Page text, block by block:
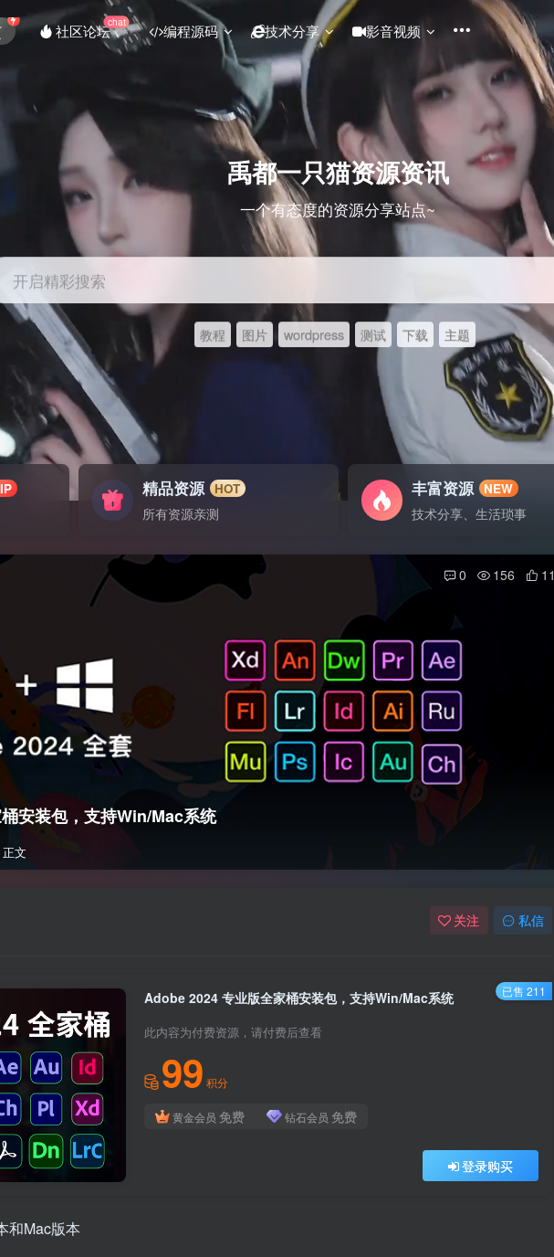
社区论坛chat 编程源码 技术分享 影音视频
禹都一只猫资源资讯
一个有态度的资源分享站点~
开启精彩搜索
教程 图片 wordpress 测试 下载 主题
精品资源 HOT
所有资源亲测
丰富资源 NEW
技术分享、生活琐事
安装包，支持Win/Mac系统
正文
0 156 11
关注 私信
Adobe 2024 专业版全家桶安装包，支持Win/Mac系统
此内容为付费资源，请付费后查看
99 积分
黄金会员 免费 钻石会员 免费
登录购买
已售 211
和Mac版本